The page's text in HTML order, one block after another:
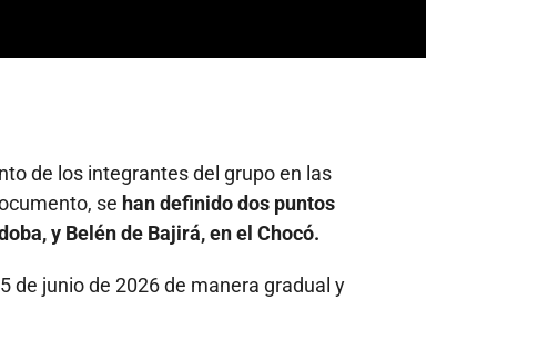
de los integrantes del grupo en las
se han definido dos puntos
y Belén de Bajirá, en el Chocó.
de junio de 2026 de manera gradual y